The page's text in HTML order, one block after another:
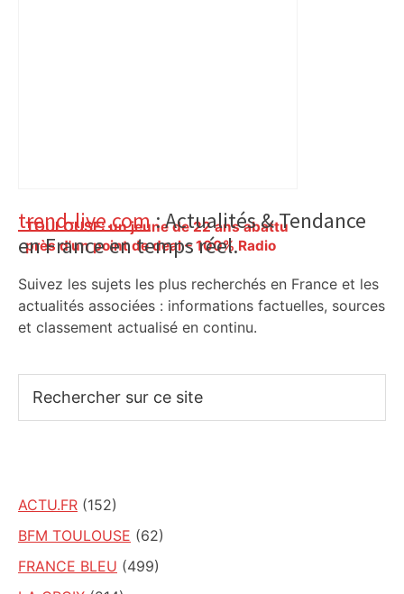
TOULOUSE: un jeune de 22 ans abattu
près d'un point de deal – 100% Radio
Primary
Sidebar
trend-live.com: Actualités & Tendance
en France en temps réel.
Suivez les sujets les plus recherchés en France et les
actualités associées : informations factuelles, sources
et classement actualisé en continu.
sur
ACTU.FR (152)
BFM TOULOUSE (62)
FRANCE BLEU (499)